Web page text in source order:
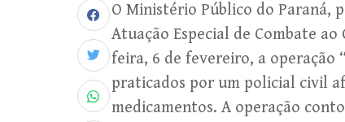
O Ministério Público do Paraná,
Atuação Especial de Combate
feira, 6 de fevereiro, a operação
praticados por um policial civil
medicamentos. A operação